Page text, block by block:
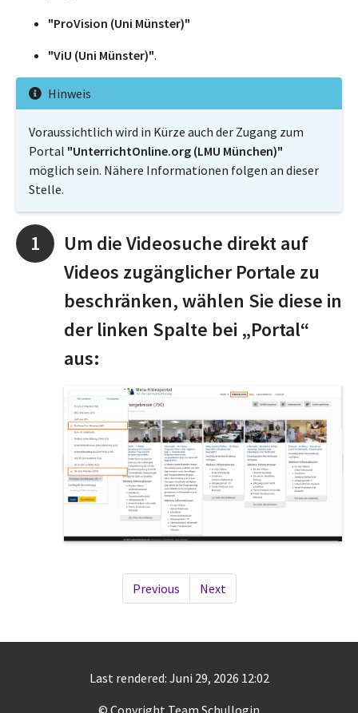
"ProVision (Uni Münster)"
"ViU (Uni Münster)".
Hinweis
Voraussichtlich wird in Kürze auch der Zugang zum
Portal "UnterrichtOnline.org (LMU München)"
möglich sein. Nähere Informationen folgen an dieser
Stelle.
Um die Videosuche direkt auf
Videos zugänglicher Portale zu
beschränken, wählen Sie diese in
der linken Spalte bei „Portal“
aus:
Previous Next
Last rendered: Juni 29, 2026 12:02